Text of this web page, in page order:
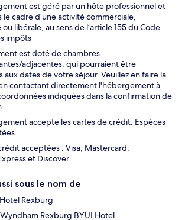
est géré par un hôte professionnel et
le cadre d’une activité commerciale,
libérale, au sens de l’article 155 du Code
impôts
est doté de chambres
adjacentes, qui pourraient être
aux dates de votre séjour. Veuillez en faire la
contactant directement l'hébergement à
indiquées dans la confirmation de
accepte les cartes de crédit. Espèces
acceptées : Visa, Mastercard,
et Discover.
sous le nom de
Rexburg
Rexburg BYUI Hotel